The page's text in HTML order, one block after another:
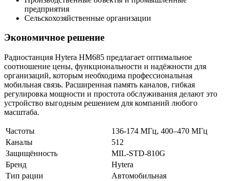
предприятия
Сельскохозяйственные организации
Экономичное решение
Радиостанция Hytera HM685 предлагает оптимальное
соотношение цены, функциональности и надёжности для
организаций, которым необходима профессиональная
мобильная связь. Расширенная память каналов, гибкая
регулировка мощности и простота обслуживания делают это
устройство выгодным решением для компаний любого
масштаба.
Частоты
136-174 МГц, 400–470 МГц
Каналы
512
Защищённость
MIL-STD-810G
Бренд
Hytera
Тип рации
Автомобильная